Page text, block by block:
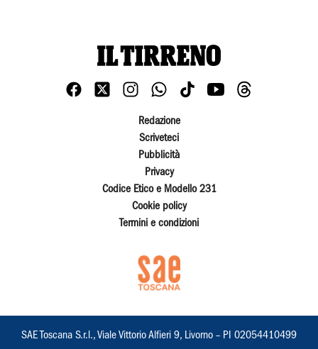
Redazione
Scriveteci
Pubblicità
Privacy
Codice Etico e Modello 231
Cookie policy
Termini e condizioni
SAE Toscana S.r.l., Viale Vittorio Alfieri 9, Livorno – PI 02054410499